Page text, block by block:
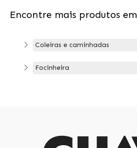
Encontre mais produtos em
Coleiras e caminhadas
Focinheira